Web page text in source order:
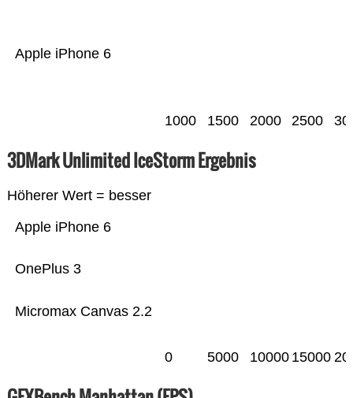
Apple iPhone 6
1000 1500 2000 2500
3DMark Unlimited IceStorm Ergebnis
Höherer Wert = besser
Micromax Canvas 2.2
OnePlus 3
Apple iPhone 6
0 5000 10000 15000